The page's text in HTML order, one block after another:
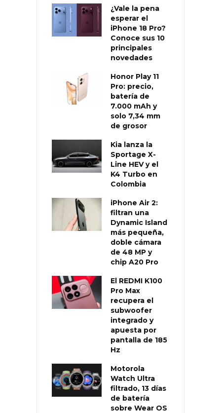
¿Vale la pena
esperar el
iPhone 18 Pro?
Conoce sus 10
principales
novedades
Honor Play 11
Pro: precio,
batería de
7.000 mAh y
solo 7,34 mm
de grosor
Kia lanza la
Sportage X-
Line HEV y el
K4 Turbo en
Colombia
iPhone Air 2:
filtran una
Dynamic Island
más pequeña,
doble cámara
de 48 MP y
chip A20 Pro
El REDMI K100
Pro Max
recupera el
subwoofer
integrado y
apuesta por
pantalla de 185
Hz
Motorola
Watch Ultra
filtrado, 13 días
de batería
sobre Wear OS